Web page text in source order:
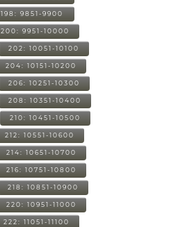
198: 9851-9900
200: 9951-10000
202: 10051-10100
204: 10151-10200
206: 10251-10300
208: 10351-10400
210: 10451-10500
212: 10551-10600
214: 10651-10700
216: 10751-10800
218: 10851-10900
220: 10951-11000
222: 11051-11100